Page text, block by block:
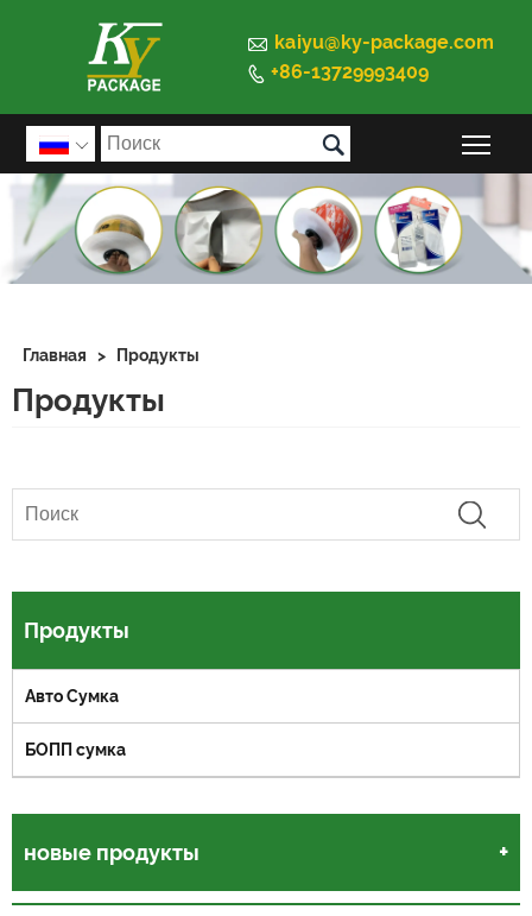
 kaiyu@ky-package.com
 +86-13729993409
 
Главная > Продукты
Продукты
Продукты
Авто Сумка
БОПП сумка
новые продукты